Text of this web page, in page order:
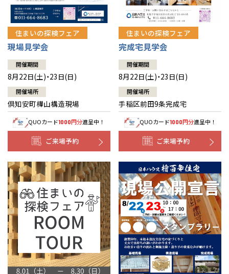
住まいの探検フェア
現場見学会
開催期間
8月22日(土)・23日(日)
開催場所
倶知安町樺山構造現場
QUOカード1000円分進呈中！
ご来場予約
住まいの探検フェア
完成宅見学会
開催期間
8月22日(土)・23日(日)
開催場所
手稲区前田9条完成宅
QUOカード1000円分進呈中！
ご来場予約
道央
道北
道南
道東
青森
秋田
岩手
山形
宮城
福島
甲信越・北陸
新潟
山梨
長野
富山
石川
福井
関東
東京
神奈川
埼玉
千葉
茨城
栃木
群馬
東海
愛知
岐阜
静岡
三重
近畿
大阪
京都
兵庫
奈良
滋賀
和歌山
中国・四国
岡山
香川
愛媛
鳥取
島根
広島
九州
福岡
佐賀
熊本
大分
宮崎
分譲マンション
※現住所のある都道府県以外の建築予定地の方でも現住所の有るお近
くの展示場又は店舗にお問合せください。移住の計画の方もご相談対
応します。お気軽にご相談ください。
道央
苫小牧千歳
小樽
道北
道南
道東
釧路
青森県
八戸
青森
秋田県
秋田
岩手県
山形県
宮城県
仙台
福島県
会津
甲信越・北陸
新潟県
長岡
山梨県
長野県
富山県
富山
石川県
福井県
福井
関東
東京都
神奈川県
相模
埼玉県
埼玉
千葉県
千葉
柏
茨城県
水戸
栃木県
宇都宮
小山
群馬県
群馬
伊勢崎
東海
愛知県
岐阜県
岐阜
静岡県
三重県
四日市
近畿
大阪府
大阪
京都府
京都
兵庫県
姫路
奈良県
奈良
中国・四国
岡山県
岡山
愛媛県
松山
九州
福岡県
福岡
佐賀県
佐賀
熊本県
熊本
大分県
大分
宮崎県
宮崎
鹿児島県
鹿児島